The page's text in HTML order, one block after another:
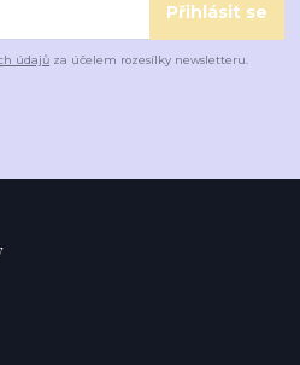
Přihlásit se
údajů za účelem rozesílky newsletteru.